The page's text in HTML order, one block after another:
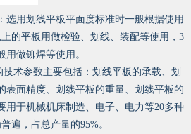
选用划线平板平面度标准时一般根据使用
的平板用做检验、划线、装配等使用，3
用做铆焊等使用。
术参数主要包括：划线平板的承载、划
表面精度、划线平板的重量、划线平板的
用于机械机床制造、电子、电力等20多种
遍，占总产量的95%。